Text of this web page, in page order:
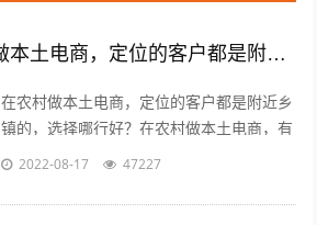
附近电商:在农村做本土电商，定位的客户都是附近乡镇的，选择哪类商品好？
在农村做本土电商，定位的客户都是附近乡
镇的，选择哪行好？在农村做本土电商，有
一个莫大的好处，那就是诚信问题能够得到
2022-08-17 47227